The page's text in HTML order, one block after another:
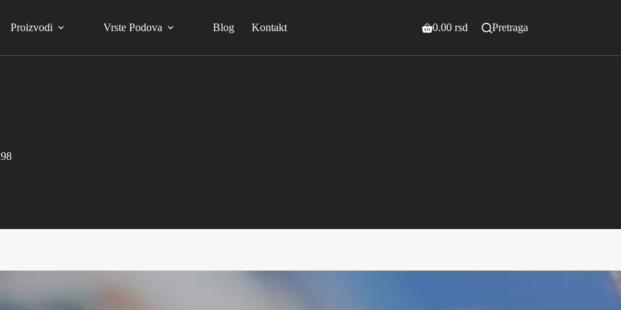
Proizvodi Vrste Podova Blog Kontakt
Shopping
0.00 rsd Pretraga